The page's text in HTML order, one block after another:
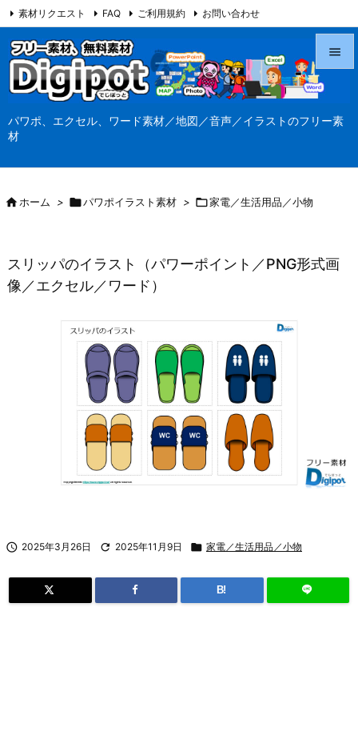
パワポ、エクセル、ワード素材／地図／音声／イラストのフリー素
材



検索
素材リクエスト FAQ ご利用規約 お問い合わせ
当サイト（Digipot.net）について
ホーム > パワポイラスト素材 > 家電／生活用品／小物
スリッパのイラスト（パワーポイント／PNG形式画
像／エクセル／ワード）
 2025年3月26日  2025年11月9日  家電／生活用品／小物
B!